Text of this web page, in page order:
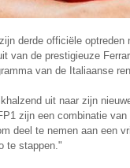
derde officiële
van de prestigieuze
van de Italiaanse
uit naar zijn
zijn een combinatie
deel te nemen aan een
te stappen."